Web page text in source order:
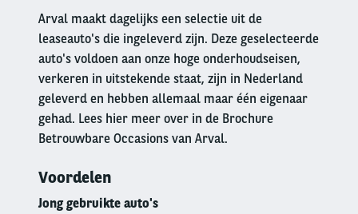
Arval maakt dagelijks een selectie uit de
leaseauto's die ingeleverd zijn. Deze geselecteerde
auto's voldoen aan onze hoge onderhoudseisen,
verkeren in uitstekende staat, zijn in Nederland
geleverd en hebben allemaal maar één eigenaar
gehad. Lees hier meer over in de Brochure
Betrouwbare Occasions van Arval.
Voordelen
Jong gebruikte auto's